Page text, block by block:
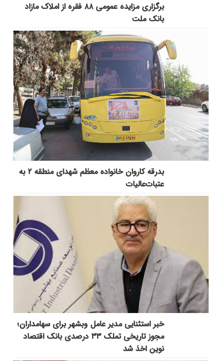
برگزاری مزایده عمومی ۸۸ فقره از املاک مازاد
بانک ملت
بدرقه کاروان خانواده معظم شهدای منطقه ۲ به
عتبات‌عالیات
خبر استثنایی مدیر عامل وبشهر برای سهامداران؛
مجوز تاریخی تملک ۳۳ درصدی بانک اقتصاد
نوین اخذ شد